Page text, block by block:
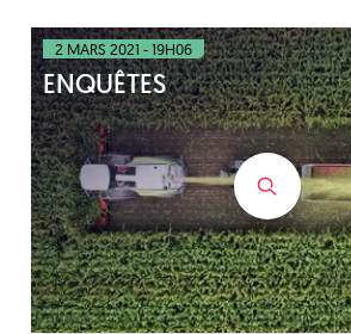
2 MARS 2021 - 19H06
ENQUÊTES